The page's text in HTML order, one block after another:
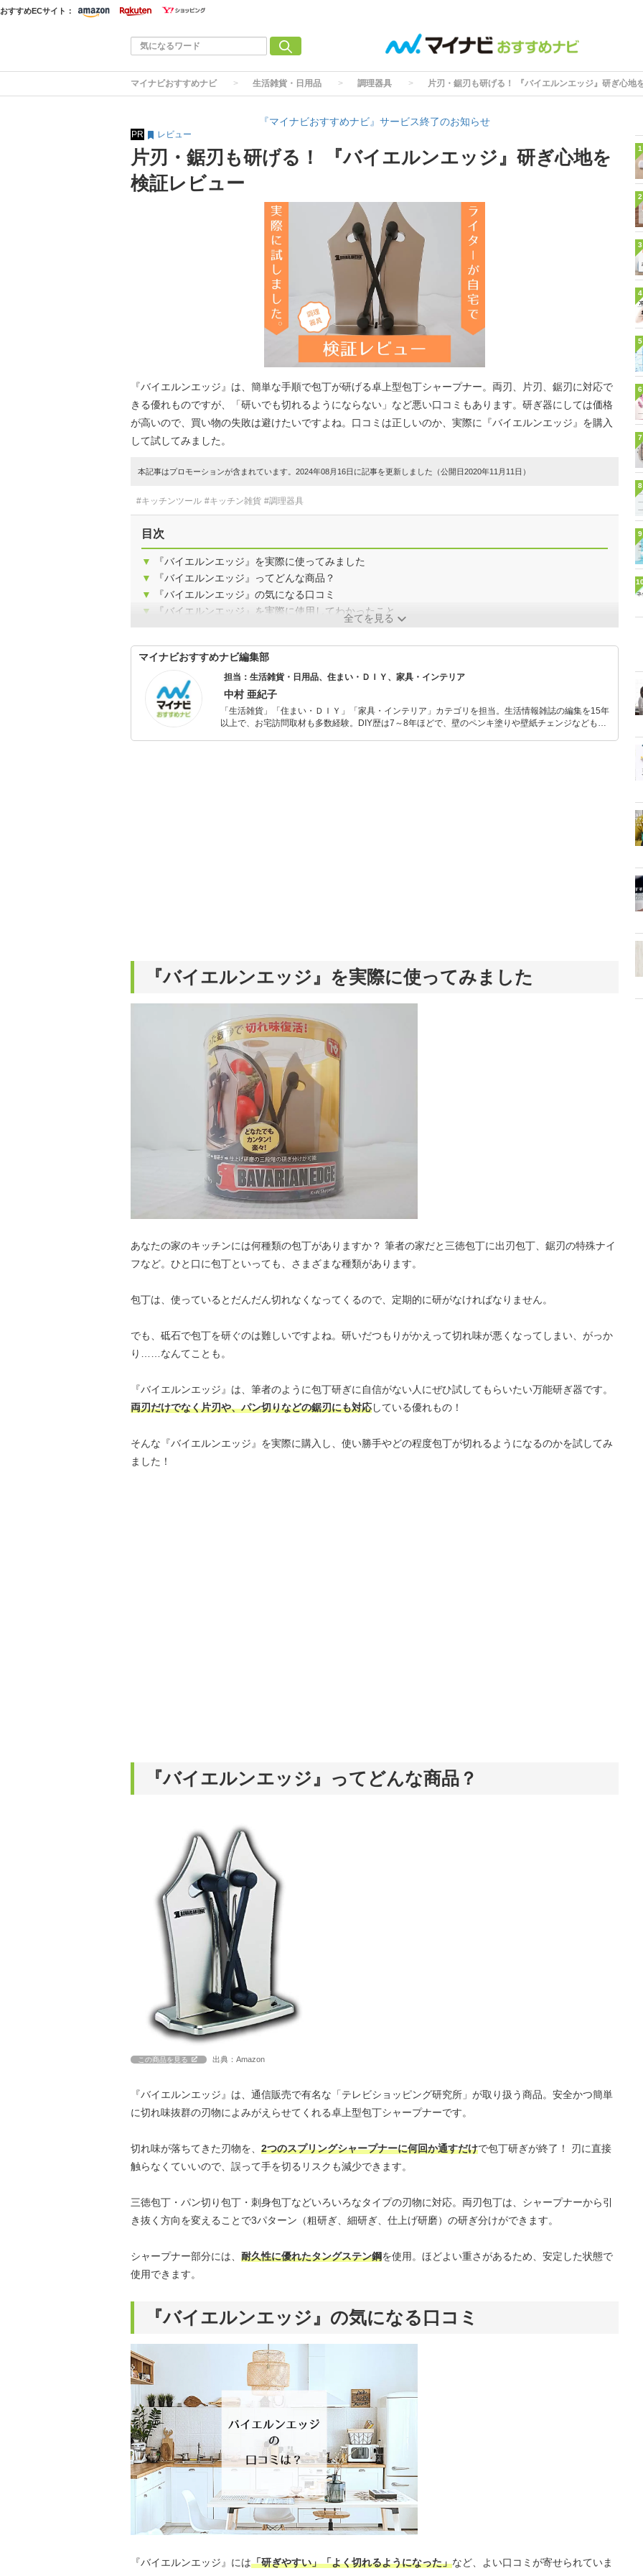
おすすめECサイト：
マイナビおすすめナビ 生活雑貨・日用品 調理器具 片刃・鋸刃も研げる！ 『バイエルンエッジ』研ぎ心地
『マイナビおすすめナビ』サービス終了のお知らせ
PR レビュー
片刃・鋸刃も研げる！ 『バイエルンエッジ』研ぎ心地を
検証レビュー
『バイエルンエッジ』は、簡単な手順で包丁が研げる卓上型包丁シャープナー。両刃、片刃、鋸刃に対応で
きる優れものですが、「研いでも切れるようにならない」など悪い口コミもあります。研ぎ器にしては価格
が高いので、買い物の失敗は避けたいですよね。口コミは正しいのか、実際に『バイエルンエッジ』を購入
して試してみました。
本記事はプロモーションが含まれています。2024年08月16日に記事を更新しました（公開日2020年11月11日）
#キッチンツール #キッチン雑貨 #調理器具
目次
▼
『バイエルンエッジ』を実際に使ってみました
▼
『バイエルンエッジ』ってどんな商品？
▼
『バイエルンエッジ』の気になる口コミ
▼
『バイエルンエッジ』を実際に使用してわかったこと
全てを見る
マイナビおすすめナビ編集部
担当：生活雑貨・日用品、住まい・ＤＩＹ、家具・インテリア
中村 亜紀子
「生活雑貨」「住まい・ＤＩＹ」「家具・インテリア」カテゴリを担当。生活情報雑誌の編集を15年
以上で、お宅訪問取材も多数経験。DIY歴は7～8年ほどで、壁のペンキ塗りや壁紙チェンジなどもチ
『バイエルンエッジ』を実際に使ってみました
あなたの家のキッチンには何種類の包丁がありますか？ 筆者の家だと三徳包丁に出刃包丁、鋸刃の特殊ナイ
フなど。ひと口に包丁といっても、さまざまな種類があります。
包丁は、使っているとだんだん切れなくなってくるので、定期的に研がなければなりません。
でも、砥石で包丁を研ぐのは難しいですよね。研いだつもりがかえって切れ味が悪くなってしまい、がっか
り……なんてことも。
『バイエルンエッジ』は、筆者のように包丁研ぎに自信がない人にぜひ試してもらいたい万能研ぎ器です。
両刃だけでなく片刃や、パン切りなどの鋸刃にも対応している優れもの！
そんな『バイエルンエッジ』を実際に購入し、使い勝手やどの程度包丁が切れるようになるのかを試してみ
ました！
『バイエルンエッジ』ってどんな商品？
この商品を見る 出典：Amazon
『バイエルンエッジ』は、通信販売で有名な「テレビショッピング研究所」が取り扱う商品。安全かつ簡単
に切れ味抜群の刃物によみがえらせてくれる卓上型包丁シャープナーです。
切れ味が落ちてきた刃物を、 2つのスプリングシャープナーに何回か通すだけで包丁研ぎが終了！ 刃に直接
触らなくていいので、誤って手を切るリスクも減少できます。
三徳包丁・パン切り包丁・刺身包丁などいろいろなタイプの刃物に対応。両刃包丁は、シャープナーから引
き抜く方向を変えることで3パターン（粗研ぎ、細研ぎ、仕上げ研磨）の研ぎ分けができます。
シャープナー部分には、 耐久性に優れたタングステン鋼を使用。ほどよい重さがあるため、安定した状態で
使用できます。
『バイエルンエッジ』の気になる口コミ
『バイエルンエッジ』には「研ぎやすい」「よく切れるようになった」など、よい口コミが寄せられていま
1
2
3
4
5
6
7
8
9